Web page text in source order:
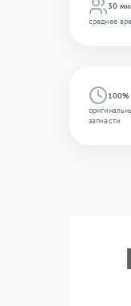
30
среднее
100%
запчасти